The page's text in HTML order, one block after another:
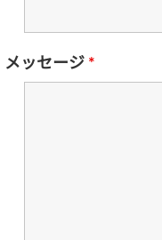
メッセージ *